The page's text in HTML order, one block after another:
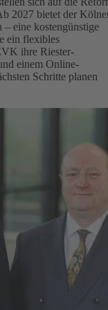
2027 bietet der
– eine kostengünstige
ein flexibles
ihre Riester-
einem Online-
Schritte planen